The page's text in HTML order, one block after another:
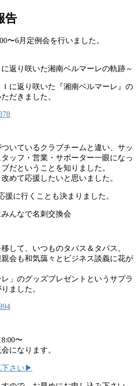
告
〜6月定例会を行いました。
り咲いた湘南ベルマーレの軌跡～
に返り咲いた『湘南ベルマーレ』の
だきました。
いているクラブチームと違い、サッ
ッフ・営業・サポーター一眼になっ
だということを知りました。
めて応援したいと思いました。
援に行くことも決まりました。
んなで名刺交換会
して、いつものタパス＆タパス。
会も和気藹々とビジネス談義に花が
」のグッズプレゼントというサプラ
ました。
〜
になります。
下さい▶